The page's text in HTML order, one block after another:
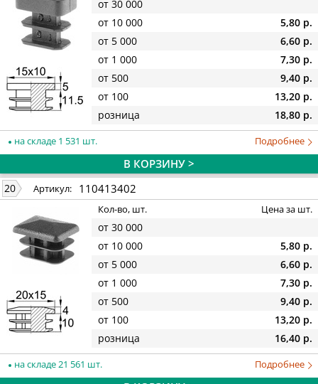
от 30 000
от 10 000
5,80 р.
от 5 000
6,60 р.
от 1 000
7,30 р.
от 500
9,40 р.
от 100
13,20 р.
розница
18,80 р.
на складе 1 531 шт. Подробнее
В КОРЗИНУ >
20 Артикул: 110413402
Кол-во, шт. Цена за шт.
от 30 000
от 10 000
5,80 р.
от 5 000
6,60 р.
от 1 000
7,30 р.
от 500
9,40 р.
от 100
13,20 р.
розница
16,40 р.
на складе 21 561 шт. Подробнее